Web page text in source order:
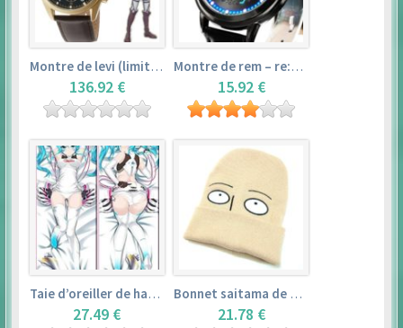
Montre de levi (limited edition) – shingeki no kyojin
136.92 €
Montre de rem – re:zero kara hajimeru isekai seikatsu
15.92 €
Taie d’oreiller de hatsune miku (150cm×50cm) – vocaloid
27.49 €
Bonnet saitama de one punch man
21.78 €